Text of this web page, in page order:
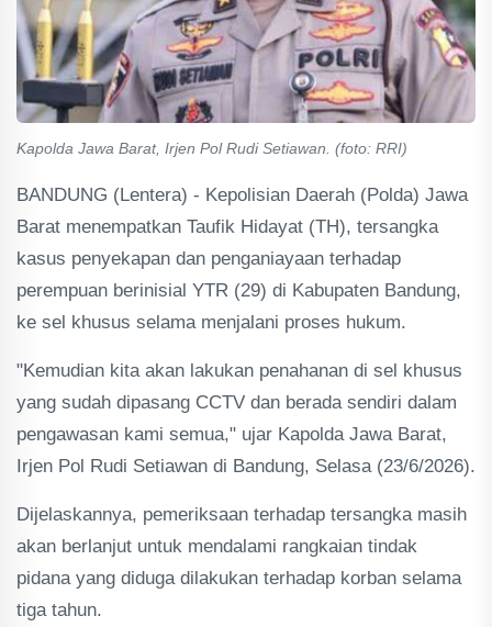
Kapolda Jawa Barat, Irjen Pol Rudi Setiawan. (foto: RRI)
BANDUNG (Lentera) - Kepolisian Daerah (Polda) Jawa
Barat menempatkan Taufik Hidayat (TH), tersangka
kasus penyekapan dan penganiayaan terhadap
perempuan berinisial YTR (29) di Kabupaten Bandung,
ke sel khusus selama menjalani proses hukum.
"Kemudian kita akan lakukan penahanan di sel khusus
yang sudah dipasang CCTV dan berada sendiri dalam
pengawasan kami semua," ujar Kapolda Jawa Barat,
Irjen Pol Rudi Setiawan di Bandung, Selasa (23/6/2026).
Dijelaskannya, pemeriksaan terhadap tersangka masih
akan berlanjut untuk mendalami rangkaian tindak
pidana yang diduga dilakukan terhadap korban selama
tiga tahun.